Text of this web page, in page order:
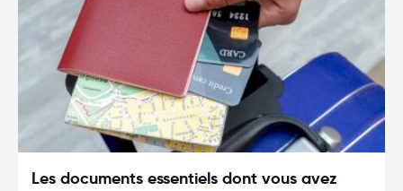
Les documents essentiels dont vous avez